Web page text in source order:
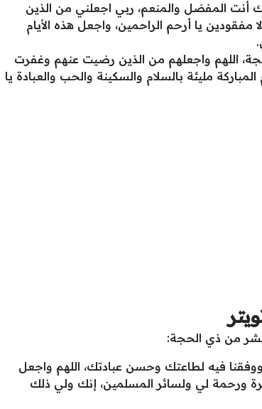
أنت المفضل والمنعم، ربي اجعلني من الذين
مفقودين يا أرحم الراحمين، واجعل هذه الأيام
اللهم واجعلهم من الذين رضيت عنهم وغفرت
مليئة بالسلام والسكينة والحب والعبادة يا
من ذي الحجة:
ووفقنا فيه لطاعتك وحسن عبادتك، اللهم واجعل
ورحمة لي ولسائر المسلمين، إنك ولي ذلك